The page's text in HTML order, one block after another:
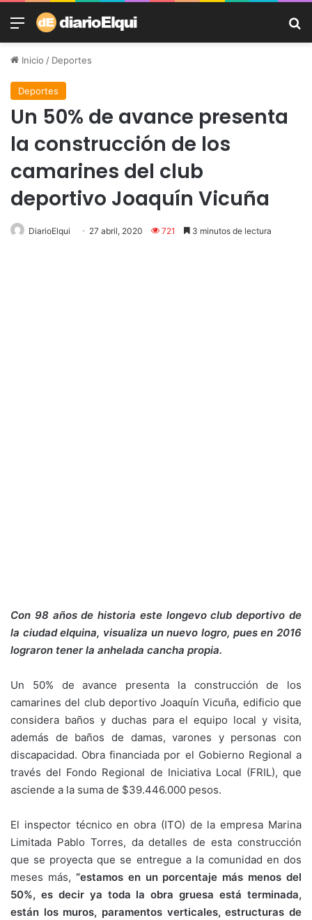
Menú
Inicio / Deportes
Deportes
Un 50% de avance presenta
la construcción de los
camarines del club
deportivo Joaquín Vicuña
DiarioElqui 27 abril, 2020 721 3 minutos de lectura
Con 98 años de historia este longevo club deportivo de
la ciudad elquina, visualiza un nuevo logro, pues en 2016
lograron tener la anhelada cancha propia.
Un 50% de avance presenta la construcción de los
camarines del club deportivo Joaquín Vicuña, edificio que
considera baños y duchas para el equipo local y visita,
además de baños de damas, varones y personas con
discapacidad. Obra financiada por el Gobierno Regional a
través del Fondo Regional de Iniciativa Local (FRIL), que
asciende a la suma de $39.446.000 pesos.
El inspector técnico en obra (ITO) de la empresa Marina
Limitada Pablo Torres, da detalles de esta construcción
que se proyecta que se entregue a la comunidad en dos
meses más, “estamos en un porcentaje más menos del
50%, es decir ya toda la obra gruesa está terminada,
están los muros, paramentos verticales, estructuras de